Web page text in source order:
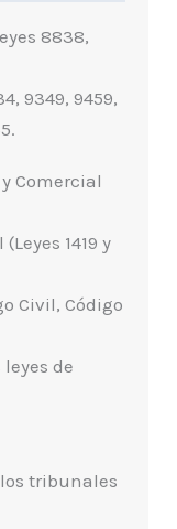
8838,
9349, 9459,
Comercial
1419 y
Civil, Código
de
tribunales